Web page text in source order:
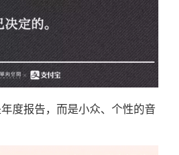
度报告，而是小众、个性的音